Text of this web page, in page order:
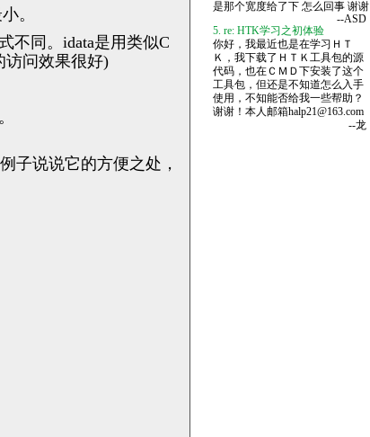
是那个宽度给了下 怎么回事 谢谢
--ASD
5. re: HTK学习之初体验
你好，我最近也是在学习ＨＴ
Ｋ，我下载了ＨＴＫ工具包的源
代码，也在ＣＭＤ下安装了这个
工具包，但还是不知道怎么入手
使用，不知能否给我一些帮助？
谢谢！本人邮箱halp21@163.com
--龙
。
不同。idata是用类似C
访问效果很好)
子说说它的方便之处，